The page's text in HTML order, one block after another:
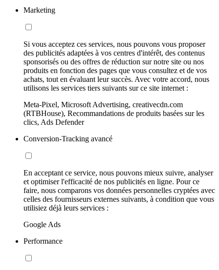
Marketing
Si vous acceptez ces services, nous pouvons vous proposer
des publicités adaptées à vos centres d'intérêt, des contenus
sponsorisés ou des offres de réduction sur notre site ou nos
produits en fonction des pages que vous consultez et de vos
achats, tout en évaluant leur succès. Avec votre accord, nous
utilisons les services tiers suivants sur ce site internet :
Meta-Pixel, Microsoft Advertising, creativecdn.com
(RTBHouse), Recommandations de produits basées sur les
clics, Ads Defender
Conversion-Tracking avancé
En acceptant ce service, nous pouvons mieux suivre, analyser
et optimiser l'efficacité de nos publicités en ligne. Pour ce
faire, nous comparons vos données personnelles cryptées avec
celles des fournisseurs externes suivants, à condition que vous
utilisiez déjà leurs services :
Google Ads
Performance